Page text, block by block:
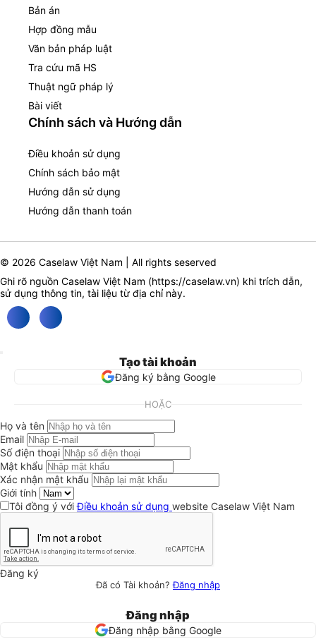
Bản án
Hợp đồng mẫu
Văn bản pháp luật
Tra cứu mã HS
Thuật ngữ pháp lý
Bài viết
Chính sách và Hướng dẫn
Điều khoản sử dụng
Chính sách bảo mật
Hướng dẫn sử dụng
Hướng dẫn thanh toán
© 2026 Caselaw Việt Nam | All rights seserved
Ghi rõ nguồn Caselaw Việt Nam (https://caselaw.vn) khi trích dẫn,
sử dụng thông tin, tài liệu từ địa chỉ này.
Tạo tài khoản
Đăng ký bằng Google
HOẶC
Họ và tên
Email
Số điện thoại
Mật khẩu
Xác nhận mật khẩu
Giới tính
Tôi đồng ý vớiĐiều khoản sử dụng website Caselaw Việt Nam
Đăng ký
Đã có Tài khoản?Đăng nhập
Đăng nhập
Đăng nhập bằng Google